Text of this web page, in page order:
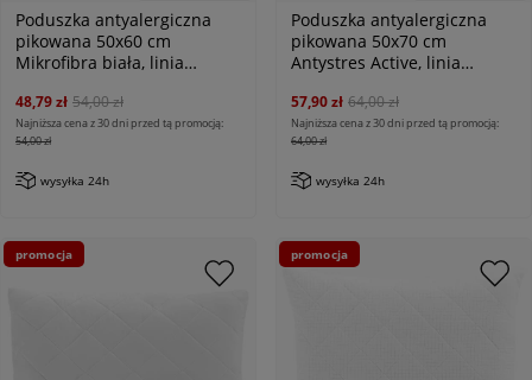
Poduszka antyalergiczna
pikowana 50x60 cm
Mikrofibra biała, linia
48,79 zł 54,00 zł
Najniższa cena z 30 dni przed tą promocją:
54,00 zł
wysyłka 24h
Poduszka antyalergiczna
pikowana 50x70 cm
Antystres Active, linia
57,90 zł 64,00 zł
Najniższa cena z 30 dni przed tą promocją:
64,00 zł
wysyłka 24h
promocja promocja